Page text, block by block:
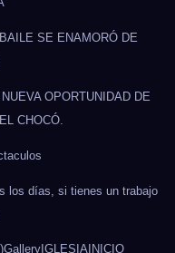
SE ENAMORÓ DE
OPORTUNIDAD DE
CHOCÓ.
los días, si tienes un trabajo
GalleryIGLESIAINICIO